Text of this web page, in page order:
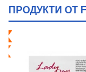
ПРОДУКТИ ОТ